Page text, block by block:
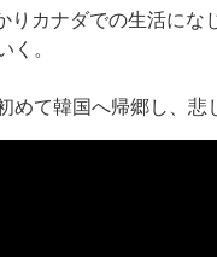
カナダでの生活に
。
て韓国へ帰郷し、悲